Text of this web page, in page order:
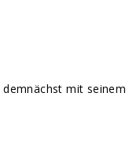
mit seinem